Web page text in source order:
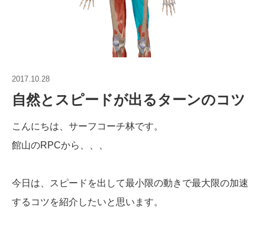
2017.10.28
自然とスピードが出るターンのコツ
こんにちは、サーフコーチ林です。
館山のRPCから、、、
今日は、スピードを出して最小限の動きで最大限の加速
するコツを紹介したいと思います。